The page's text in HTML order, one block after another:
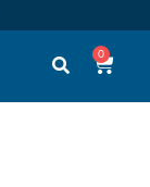
0